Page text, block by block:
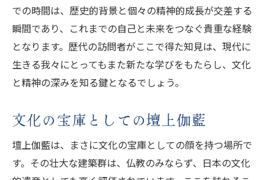
訪問者の心を豊かにする旅
での時間は、歴史的背景と個々の精神的成長が交差する
瞬間であり、これまでの自己と未来をつなぐ貴重な経験
となります。歴代の訪問者がここで得た知見は、現代に
生きる我々にとってもまた新たな学びをもたらし、文化
と精神の深みを知る鍵となるでしょう。
文化の宝庫としての壇上伽藍
壇上伽藍は、まさに文化の宝庫としての顔を持つ場所で
す。その壮大な建築群は、仏教のみならず、日本の文化